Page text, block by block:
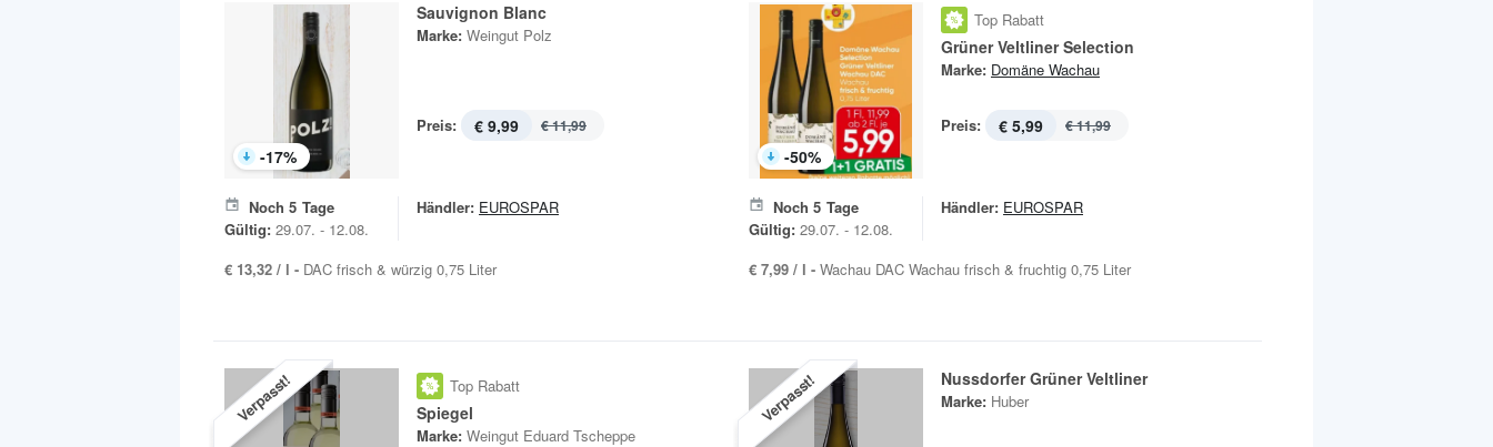
-17%
Sauvignon Blanc
Marke: Weingut Polz
Preis: € 9,99 € 11,99
Noch 5 Tage
Gültig: 29.07. - 12.08.
Händler: EUROSPAR
€ 13,32 / l - DAC frisch & würzig 0,75 Liter
-50%
Top Rabatt
Grüner Veltliner Selection
Marke: Domäne Wachau
Preis: € 5,99 € 11,99
Noch 5 Tage
Gültig: 29.07. - 12.08.
Händler: EUROSPAR
€ 7,99 / l - Wachau DAC Wachau frisch & fruchtig 0,75 Liter
Verpasst! Top Rabatt
Spiegel
Marke: Weingut Eduard Tscheppe
Verpasst! Nussdorfer Grüner Veltliner
Marke: Huber